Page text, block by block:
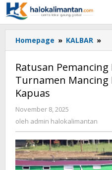
Lewati
ke
konten
Homepage » KALBAR »
Ratusan Pemancing
Turnamen Mancing
Kapuas
November 8, 2025
admin
oleh admin halokalimantan